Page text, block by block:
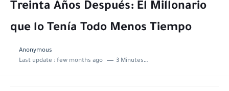
Treinta Años Después: El Millonario
que lo Tenía Todo Menos Tiempo
Anonymous
Last update : few months ago 3 Minutes to read